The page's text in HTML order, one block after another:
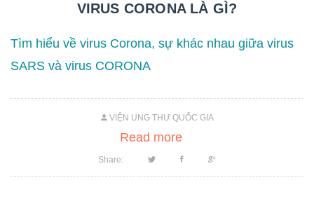
VIRUS CORONA LÀ GÌ?
Tìm hiểu về virus Corona, sự khác nhau giữa virus
SARS và virus CORONA
VIỆN UNG THƯ QUỐC GIA
Read more
Share: